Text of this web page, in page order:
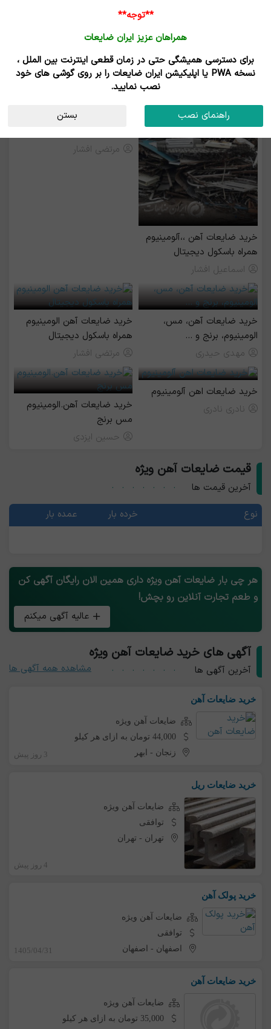
خرید و فروش ضایعات آهن ویژه
خرید ضایعات آهن ،،آلومینیوم
همراه باسکول دیجیتال
اسماعیل افشار
مرتضی افشار
خرید ضایعات آهن، مس،
الومینیوم، برنج و ...
مهدی حیدری
خرید ضایعات آهن الومینیوم
همراه باسکول دیجیتال
مرتضی افشار
خرید ضایعات اهن آلومینیوم
نادری نادری
خرید ضایعات آهن.الومینیوم
مس برنج
حسین ایزدی
قیمت ضایعات آهن ویژه
آخرین قیمت ها
نوع
خرده بار عمده بار
هر چی بار ضایعات آهن ویژه داری همین الان رایگان آگهی کن
و طعم تجارت آنلاین رو بچش!
عالیه آگهی میکنم
آگهی های خرید ضایعات آهن ویژه
آخرین آگهی ها مشاهده همه آگهی ها
خرید ضایعات آهن
ضایعات آهن ویژه
44,000 تومان به ازای هر کیلو
زنجان - ابهر 3 روز پیش
خرید ضایعات ریل
ضایعات آهن ویژه
توافقی
تهران - تهران
4 روز پیش
خرید پولک آهن
ضایعات آهن ویژه
توافقی
اصفهان - اصفهان 1405/04/31
خرید ضایعات آهن
ضایعات آهن ویژه
35,000 تومان به ازای هر کیلو
**توجه**
همراهان عزیز ایران ضایعات
برای دسترسی همیشگی حتی در زمان قطعی اینترنت بین الملل ،
نسخه PWA یا اپلیکیشن ایران ضایعات را بر روی گوشی های خود
نصب نمایید.
راهنمای نصب بستن